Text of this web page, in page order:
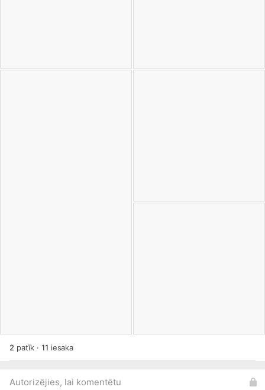
2 patīk ·11 iesaka
Autorizējies, lai komentētu